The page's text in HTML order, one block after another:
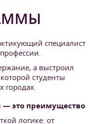
специалист
а выстроил
студенты
городах.
— это преимущество
логике: от